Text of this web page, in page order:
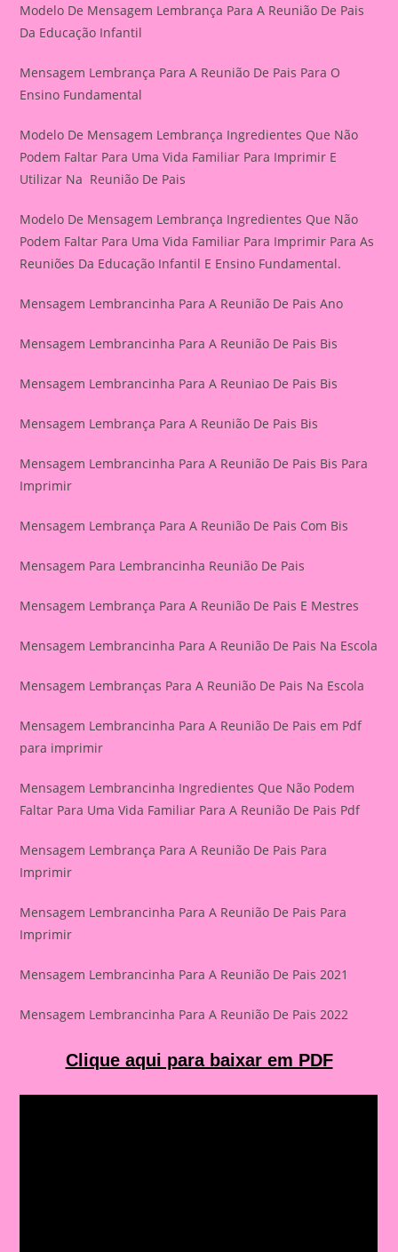
Modelo De Mensagem Lembrança Para A Reunião De Pais
Da Educação Infantil
Mensagem Lembrança Para A Reunião De Pais Para O
Ensino Fundamental
Modelo De Mensagem Lembrança Ingredientes Que Não
Podem Faltar Para Uma Vida Familiar Para Imprimir E
Utilizar Na Reunião De Pais
Modelo De Mensagem Lembrança Ingredientes Que Não
Podem Faltar Para Uma Vida Familiar Para Imprimir Para As
Reuniões Da Educação Infantil E Ensino Fundamental.
Mensagem Lembrancinha Para A Reunião De Pais Ano
Mensagem Lembrancinha Para A Reunião De Pais Bis
Mensagem Lembrancinha Para A Reuniao De Pais Bis
Mensagem Lembrança Para A Reunião De Pais Bis
Mensagem Lembrancinha Para A Reunião De Pais Bis Para
Imprimir
Mensagem Lembrança Para A Reunião De Pais Com Bis
Mensagem Para Lembrancinha Reunião De Pais
Mensagem Lembrança Para A Reunião De Pais E Mestres
Mensagem Lembrancinha Para A Reunião De Pais Na Escola
Mensagem Lembranças Para A Reunião De Pais Na Escola
Mensagem Lembrancinha Para A Reunião De Pais em Pdf
para imprimir
Mensagem Lembrancinha Ingredientes Que Não Podem
Faltar Para Uma Vida Familiar Para A Reunião De Pais Pdf
Mensagem Lembrança Para A Reunião De Pais Para
Imprimir
Mensagem Lembrancinha Para A Reunião De Pais Para
Imprimir
Mensagem Lembrancinha Para A Reunião De Pais 2021
Mensagem Lembrancinha Para A Reunião De Pais 2022
Clique aqui para baixar em PDF